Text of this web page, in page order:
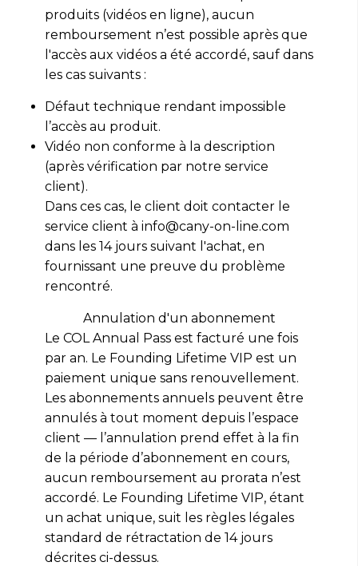
produits (vidéos en ligne), aucun
remboursement n’est possible après que
l'accès aux vidéos a été accordé, sauf dans
les cas suivants :
Défaut technique rendant impossible
l’accès au produit.
Vidéo non conforme à la description
(après vérification par notre service
client).
Dans ces cas, le client doit contacter le
service client à info@cany-on-line.com
dans les 14 jours suivant l'achat, en
fournissant une preuve du problème
rencontré.
Annulation d'un abonnement
Le COL Annual Pass est facturé une fois
par an. Le Founding Lifetime VIP est un
paiement unique sans renouvellement.
Les abonnements annuels peuvent être
annulés à tout moment depuis l’espace
client — l’annulation prend effet à la fin
de la période d’abonnement en cours,
aucun remboursement au prorata n’est
accordé. Le Founding Lifetime VIP, étant
un achat unique, suit les règles légales
standard de rétractation de 14 jours
décrites ci-dessus.